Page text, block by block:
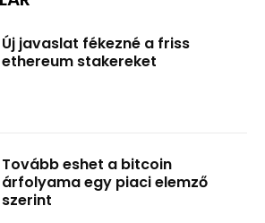
Új javaslat fékezné a friss
ethereum stakereket
Tovább eshet a bitcoin
árfolyama egy piaci elemző
szerint